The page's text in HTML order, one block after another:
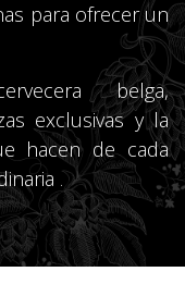
para ofrecer un
belga,
exclusivas y la
hacen de cada
.